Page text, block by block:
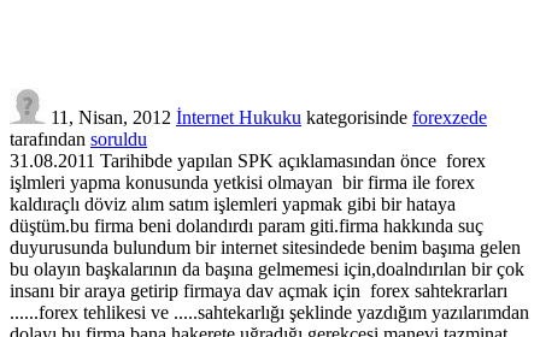
11, Nisan, 2012 İnternet Hukuku kategorisinde forexzede
tarafından soruldu
31.08.2011 Tarihibde yapılan SPK açıklamasından önce forex
işlmleri yapma konusunda yetkisi olmayan bir firma ile forex
kaldıraçlı döviz alım satım işlemleri yapmak gibi bir hataya
düştüm.bu firma beni dolandırdı param giti.firma hakkında suç
duyurusunda bulundum bir internet sitesindede benim başıma gelen
bu olayın başkalarının da başına gelmemesi için,doalndırılan bir çok
insanı bir araya getirip firmaya dav açmak için forex sahtekrarları
......forex tehlikesi ve .....sahtekarlığı şeklinde yazdığım yazılarımdan